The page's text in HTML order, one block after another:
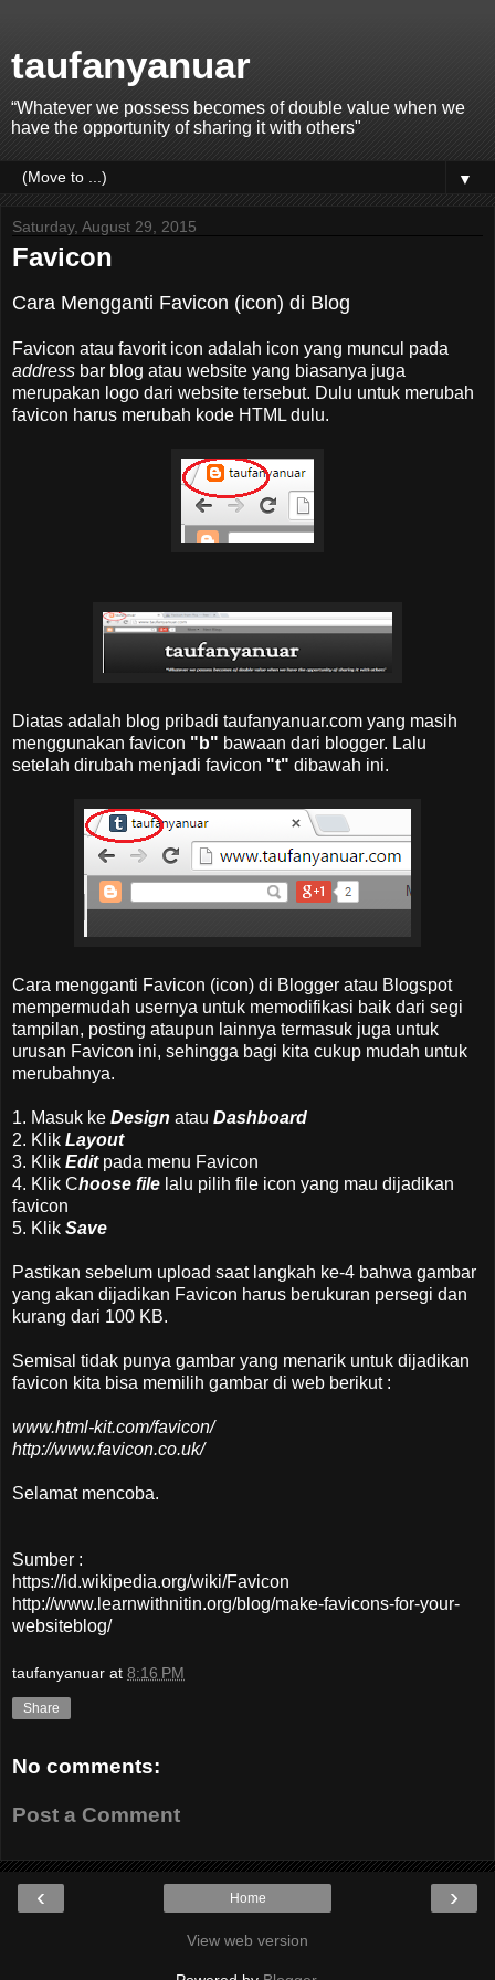
taufanyanuar
“Whatever we possess becomes of double value when we
have the opportunity of sharing it with others"
▼
Saturday, August 29, 2015
Favicon
Cara Mengganti Favicon (icon) di Blog
Favicon atau favorit icon adalah icon yang muncul pada
address bar blog atau website yang biasanya juga
merupakan logo dari website tersebut. Dulu untuk merubah
favicon harus merubah kode HTML dulu.
Diatas adalah blog pribadi taufanyanuar.com yang masih
menggunakan favicon "b" bawaan dari blogger. Lalu
setelah dirubah menjadi favicon "t" dibawah ini.
Cara mengganti Favicon (icon) di Blogger atau Blogspot
mempermudah usernya untuk memodifikasi baik dari segi
tampilan, posting ataupun lainnya termasuk juga untuk
urusan Favicon ini, sehingga bagi kita cukup mudah untuk
merubahnya.
1. Masuk ke Design atau Dashboard
2. Klik Layout
3. Klik Editpada menu Favicon
4. Klik Choose file lalu pilih file icon yang mau dijadikan
favicon
5. Klik Save
Pastikan sebelum upload saat langkah ke-4 bahwa gambar
yang akan dijadikan Favicon harus berukuran persegi dan
kurang dari 100 KB.
Semisal tidak punya gambar yang menarik untuk dijadikan
favicon kita bisa memilih gambar di web berikut :
www.html-kit.com/favicon/
http://www.favicon.co.uk/
Selamat mencoba.
Sumber :
https://id.wikipedia.org/wiki/Favicon
http://www.learnwithnitin.org/blog/make-favicons-for-your-
websiteblog/
taufanyanuar at 8:16 PM
Share
No comments:
Post a Comment
‹ ›
Home
View web version